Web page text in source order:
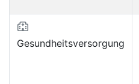
Gesundheitsversorgung